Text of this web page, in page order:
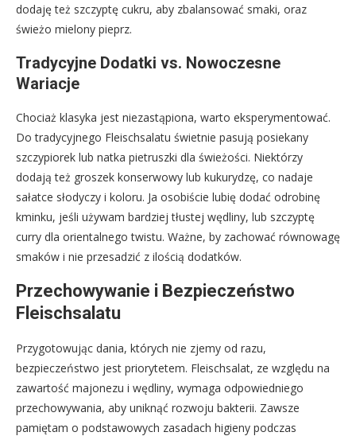
dodaję też szczyptę cukru, aby zbalansować smaki, oraz
świeżo mielony pieprz.
Tradycyjne Dodatki vs. Nowoczesne
Wariacje
Chociaż klasyka jest niezastąpiona, warto eksperymentować.
Do tradycyjnego Fleischsalatu świetnie pasują posiekany
szczypiorek lub natka pietruszki dla świeżości. Niektórzy
dodają też groszek konserwowy lub kukurydzę, co nadaje
sałatce słodyczy i koloru. Ja osobiście lubię dodać odrobinę
kminku, jeśli używam bardziej tłustej wędliny, lub szczyptę
curry dla orientalnego twistu. Ważne, by zachować równowagę
smaków i nie przesadzić z ilością dodatków.
Przechowywanie i Bezpieczeństwo
Fleischsalatu
Przygotowując dania, których nie zjemy od razu,
bezpieczeństwo jest priorytetem. Fleischsalat, ze względu na
zawartość majonezu i wędliny, wymaga odpowiedniego
przechowywania, aby uniknąć rozwoju bakterii. Zawsze
pamiętam o podstawowych zasadach higieny podczas